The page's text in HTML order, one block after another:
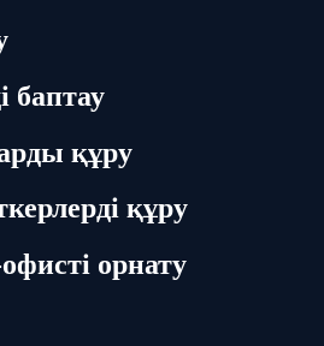
баптау
құру
құру
орнату